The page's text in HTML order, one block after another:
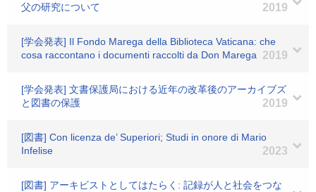
父の研究について
2019
[学会発表] Il Fondo Marega della Biblioteca Vaticana: che
cosa raccontano i documenti raccolti da Don Marega
2019
[学会発表] 文書保護局における近年の改革後のアーカイブズ
と図書の保護
2019
[図書] Con licenza de’ Superiori; Studi in onore di Mario
Infelise
2023
[図書] アーキビストとしてはたらく: 記録が人と社会をつな